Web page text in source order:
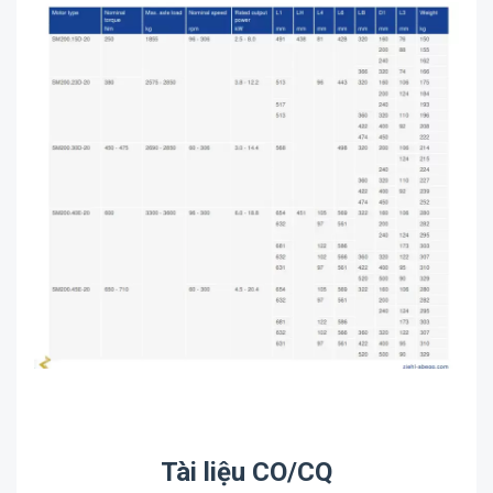
Tài liệu CO/CQ